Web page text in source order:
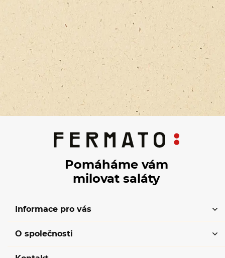
Pomáháme vám
milovat saláty
O společnosti
Kontakt